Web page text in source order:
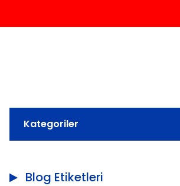
Kategoriler
Blog Etiketleri